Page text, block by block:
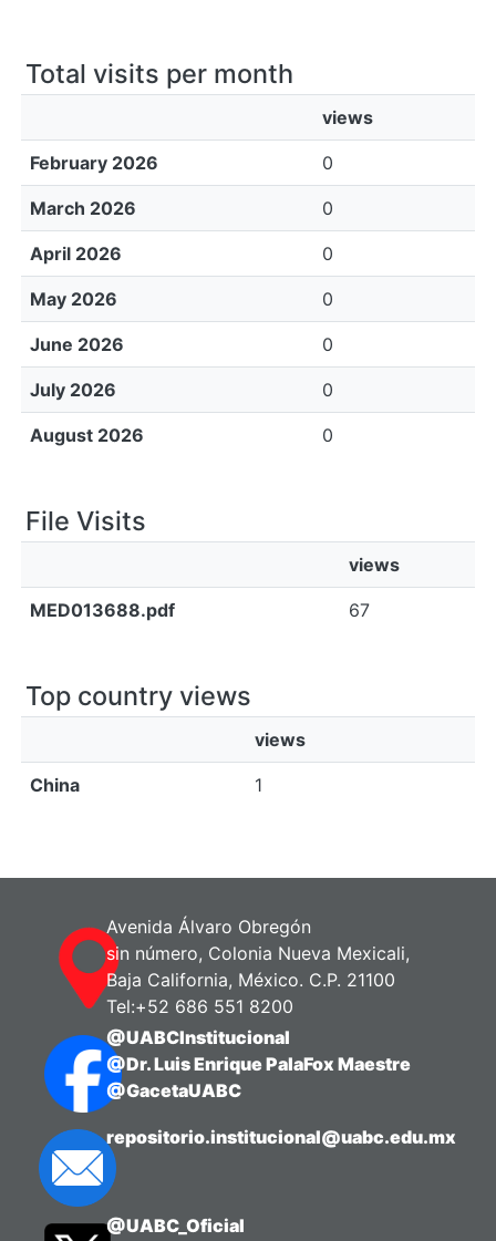
Total visits per month
views
February 2026 0
March 2026 0
April 2026 0
May 2026 0
June 2026 0
July 2026 0
August 2026 0
File Visits
views
MED013688.pdf 67
Top country views
views
China 1
Avenida Álvaro Obregón
sin número, Colonia Nueva Mexicali,
Baja California, México. C.P. 21100
Tel:+52 686 551 8200
@UABCInstitucional
@Dr. Luis Enrique PalaFox Maestre
@GacetaUABC
repositorio.institucional@uabc.edu.mx
@UABC_Oficial